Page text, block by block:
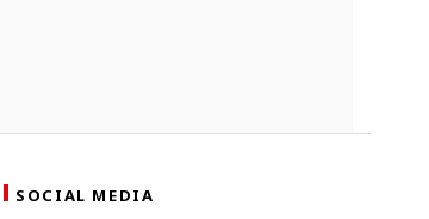
SOCIAL MEDIA